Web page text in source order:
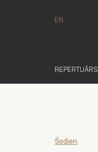
EN
REPERTUĀRS
Šodien